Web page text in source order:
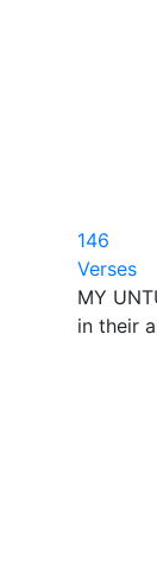
146
Verses
MY
in their